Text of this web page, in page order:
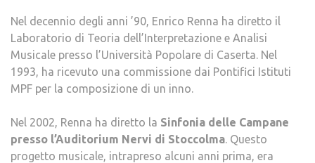
Nel decennio degli anni ’90, Enrico Renna ha diretto il
Laboratorio di Teoria dell’Interpretazione e Analisi
Musicale presso l’Università Popolare di Caserta. Nel
1993, ha ricevuto una commissione dai Pontifici Istituti
MPF per la composizione di un inno.
Nel 2002, Renna ha diretto la Sinfonia delle Campane
presso l’Auditorium Nervi di Stoccolma. Questo
progetto musicale, intrapreso alcuni anni prima, era